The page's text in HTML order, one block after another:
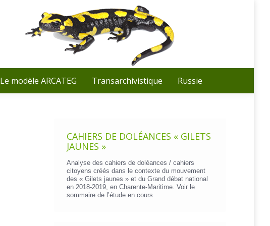
Recherche
:
Le modèle ARCATEG Transarchivistique Russie
CAHIERS DE DOLÉANCES « GILETS
JAUNES »
Analyse des cahiers de doléances / cahiers
citoyens créés dans le contexte du mouvement
des « Gilets jaunes » et du Grand débat national
en 2018-2019, en Charente-Maritime. Voir le
sommaire de l’étude en cours